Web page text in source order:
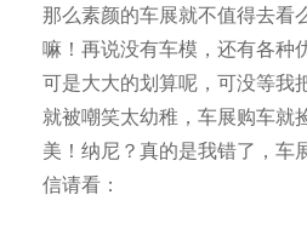
那么素颜的车展就不值得去看
嘛！再说没有车模，还有各种
可是大大的划算呢，可没等我
就被嘲笑太幼稚，车展购车就
美！纳尼？真的是我错了，车
信请看：